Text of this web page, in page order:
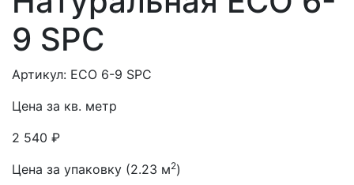
9 SPC
Артикул: ЕСО 6-9 SPC
Цена за кв. метр
2 540 ₽
Цена за упаковку (2.23 м2)